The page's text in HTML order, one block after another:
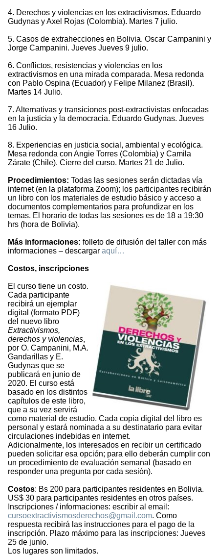
4. Derechos y violencias en los extractivismos. Eduardo
Gudynas y Axel Rojas (Colombia). Martes 7 julio.
5. Casos de extrahecciones en Bolivia. Oscar Campanini y
Jorge Campanini. Jueves Jueves 9 julio.
6. Conflictos, resistencias y violencias en los
extractivismos en una mirada comparada. Mesa redonda
con Pablo Ospina (Ecuador) y Felipe Milanez (Brasil).
Martes 14 Julio.
7. Alternativas y transiciones post-extractivistas enfocadas
en la justicia y la democracia. Eduardo Gudynas. Jueves
16 Julio.
8. Experiencias en justicia social, ambiental y ecológica.
Mesa redonda con Angie Torres (Colombia) y Camila
Zárate (Chile). Cierre del curso. Martes 21 de Julio.
Procedimientos: Todas las sesiones serán dictadas vía
internet (en la plataforma Zoom); los participantes recibirán
un libro con los materiales de estudio básico y acceso a
documentos complementarios para profundizar en los
temas. El horario de todas las sesiones es de 18 a 19:30
hrs (hora de Bolivia).
Más informaciones: folleto de difusión del taller con más
informaciones – descargar aquí…
Costos, inscripciones
El curso tiene un costo.
Cada participante
recibirá un ejemplar
digital (formato PDF)
del nuevo libro
Extractivismos,
derechos y violencias,
por O. Campanini, M.A.
Gandarillas y E.
Gudynas que se
publicará en junio de
2020. El curso está
basado en los distintos
capítulos de este libro,
que a su vez servirá
como material de estudio. Cada copia digital del libro es
personal y estará nominada a su destinatario para evitar
circulaciones indebidas en internet.
Adicionalmente, los interesados en recibir un certificado
pueden solicitar esa opción; para ello deberán cumplir con
un procedimiento de evaluación semanal (basado en
responder una pregunta por cada sesión).
Costos: Bs 200 para participantes residentes en Bolivia.
US$ 30 para participantes residentes en otros países.
Inscripciones / informaciones: escribir al email:
cursoextractivismosderechos@gmail.com. Como
respuesta recibirá las instrucciones para el pago de la
inscripción. Plazo máximo para las inscripciones: Jueves
25 de junio.
Los lugares son limitados.